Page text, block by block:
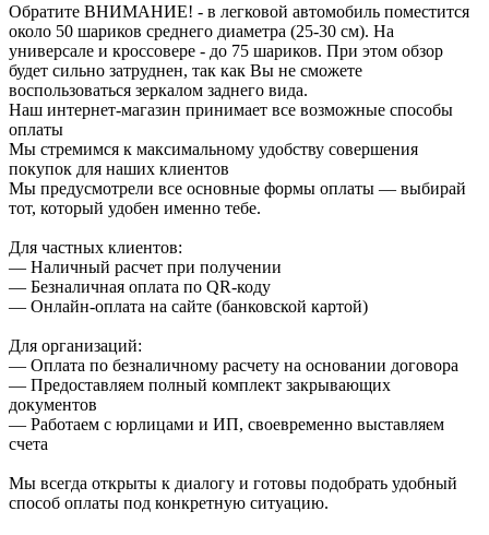
Обратите ВНИМАНИЕ! - в легковой автомобиль поместится
около 50 шариков среднего диаметра (25-30 см). На
универсале и кроссовере - до 75 шариков. При этом обзор
будет сильно затруднен, так как Вы не сможете
воспользоваться зеркалом заднего вида.
Наш интернет-магазин принимает все возможные способы
оплаты
Мы стремимся к максимальному удобству совершения
покупок для наших клиентов
Мы предусмотрели все основные формы оплаты — выбирай
тот, который удобен именно тебе.
Для частных клиентов:
— Наличный расчет при получении
— Безналичная оплата по QR-коду
— Онлайн-оплата на сайте (банковской картой)
Для организаций:
— Оплата по безналичному расчету на основании договора
— Предоставляем полный комплект закрывающих
документов
— Работаем с юрлицами и ИП, своевременно выставляем
счета
Мы всегда открыты к диалогу и готовы подобрать удобный
способ оплаты под конкретную ситуацию.